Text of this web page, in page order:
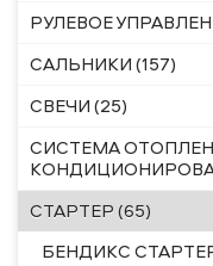
РУЛЕВОЕ
САЛЬНИКИ (157)
СВЕЧИ (25)
СИСТЕМА
СТАРТЕР (65)
БЕНДИКС